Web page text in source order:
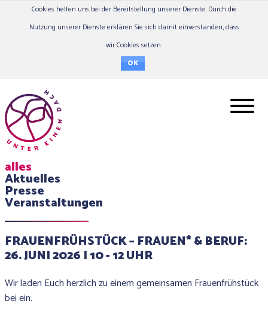
Cookies helfen uns bei der Bereitstellung unserer Dienste. Durch die
Nutzung unserer Dienste erklären Sie sich damit einverstanden, dass
wir Cookies setzen.
OK
alles
Aktuelles
Presse
Veranstaltungen
FRAUENFRÜHSTÜCK – FRAUEN* & BERUF:
26. JUNI 2026 I 10 - 12 UHR
Wir laden Euch herzlich zu einem gemeinsamen Frauenfrühstück
bei ein.